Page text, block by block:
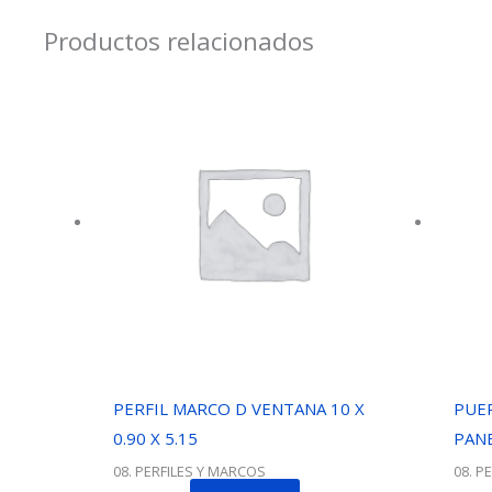
Productos relacionados
PERFIL MARCO D VENTANA 10 X
0.90 X 5.15
08. PERFILES Y MARCOS 08.